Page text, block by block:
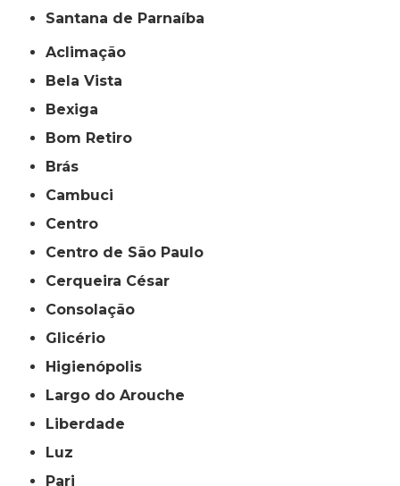
Santana de Parnaíba
Aclimação
Bela Vista
Bexiga
Bom Retiro
Brás
Cambuci
Centro
Centro de São Paulo
Cerqueira César
Consolação
Glicério
Higienópolis
Largo do Arouche
Liberdade
Luz
Pari